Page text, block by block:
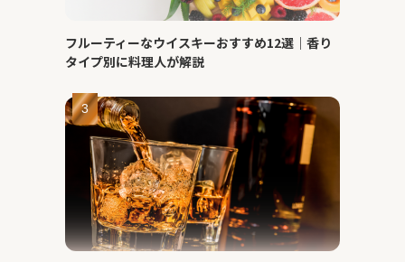
フルーティーなウイスキーおすすめ12選｜香り
タイプ別に料理人が解説